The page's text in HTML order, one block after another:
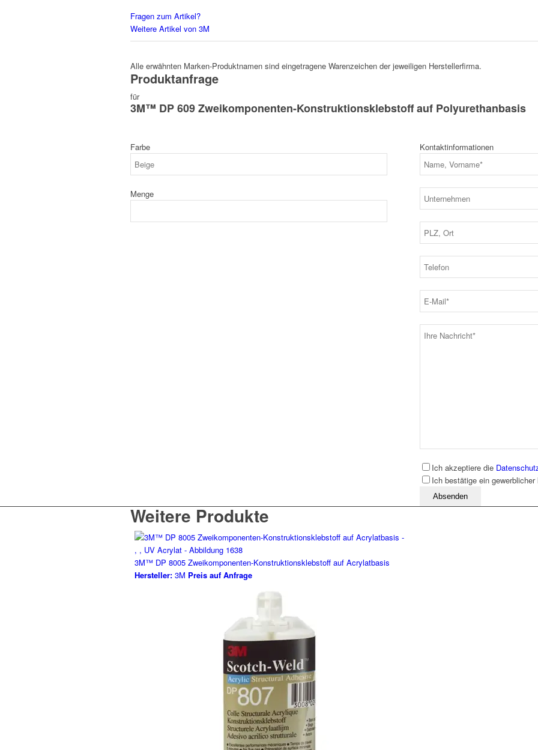
Fragen zum Artikel?
Weitere Artikel von 3M
Alle erwähnten Marken-Produktnamen sind eingetragene Warenzeichen der jeweiligen Herstellerfirma.
Produktanfrage
für
3M™ DP 609 Zweikomponenten-Konstruktionsklebstoff auf Polyurethanbasis
Farbe
Menge
Kontaktinformationen
Ich akzeptiere die
Ich bestätige ein
Bitte lassen Sie dieses Feld leer
Weitere Produkte
3M™ DP 8005 Zweikomponenten-Konstruktionsklebstoff auf Acrylatbasis
Hersteller: 3M Preis auf Anfrage